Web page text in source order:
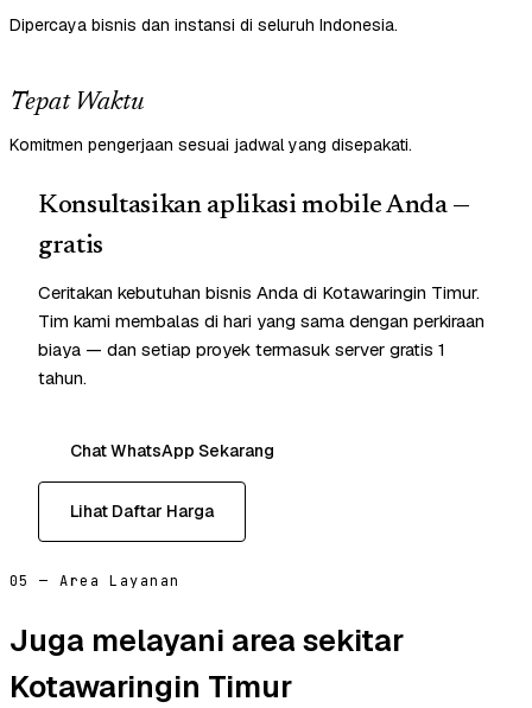
Dipercaya bisnis dan instansi di seluruh Indonesia.
Tepat Waktu
Komitmen pengerjaan sesuai jadwal yang disepakati.
Konsultasikan aplikasi mobile Anda —
gratis
Ceritakan kebutuhan bisnis Anda di Kotawaringin Timur.
Tim kami membalas di hari yang sama dengan perkiraan
biaya — dan setiap proyek termasuk server gratis 1
tahun.
Chat WhatsApp Sekarang
Lihat Daftar Harga
05 — Area Layanan
Juga melayani area sekitar
Kotawaringin Timur